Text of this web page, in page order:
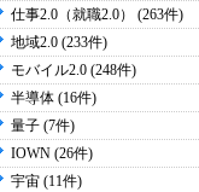
仕事2.0（就職2.0） (263件)
地域2.0 (233件)
モバイル2.0 (248件)
半導体 (16件)
量子 (7件)
IOWN (26件)
宇宙 (11件)